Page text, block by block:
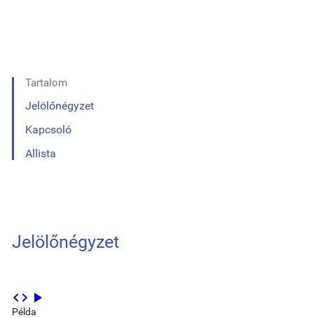
Tartalom
Jelölőnégyzet
Kapcsoló
Allista
Jelölőnégyzet
code play_arrow
Példa